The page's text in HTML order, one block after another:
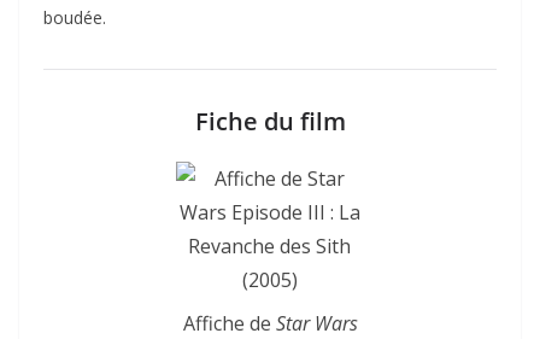
boudée.
Fiche du film
Affiche de Star Wars